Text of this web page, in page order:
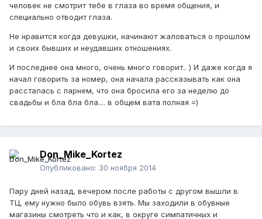
человек не смотрит тебе в глаза во время общения, и
специально отводит глаза.
Не нравится когда девушки, начинают жаловаться о прошлом
и своих бывших и неудавших отношениях.
И последнее она много, очень много говорит.. ) И даже когда я
начал говорить за номер, она начала рассказывать как она
рассталась с парнем, что она бросила его за неделю до
свадьбы и бла бла бла.... в общем вата полная =)
Don_Mike_Kortez
Опубликовано: 30 ноября 2014
Пару дней назад, вечером после работы с другом вышли в
ТЦ, ему нужно было обувь взять. Мы заходили в обувные
магазины смотреть что и как, в округе симпатичных и